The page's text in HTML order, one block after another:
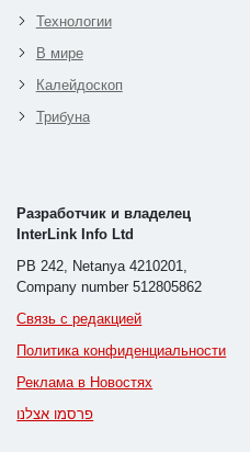
Технологии
В мире
Калейдоскоп
Трибуна
Разработчик и владелец
InterLink Info Ltd
PB 242, Netanya 4210201,
Company number 512805862
Связь с редакцией
Политика конфиденциальности
Реклама в Новостях
פרסמו אצלנו